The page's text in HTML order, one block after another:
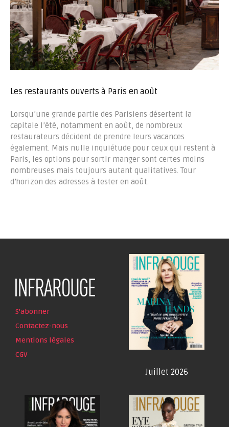
Les restaurants ouverts à Paris en août
Lorsqu’une grande partie des Parisiens désertent la
capitale l’été, notamment en août, de nombreux
restaurateurs décident de prendre leurs vacances
également. Mais nulle inquiétude pour ceux qui restent à
Paris, les options pour sortir manger sont certes moins
nombreuses mais toujours autant qualitatives. Tour
d’horizon des adresses à tester en août.
S'abonner
Contactez-nous
Mentions légales
CGV
Juillet 2026